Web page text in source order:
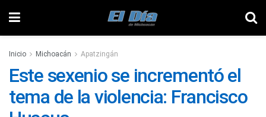
Inicio Michoacán Apatzingán
Este sexenio se incrementó el
tema de la violencia: Francisco